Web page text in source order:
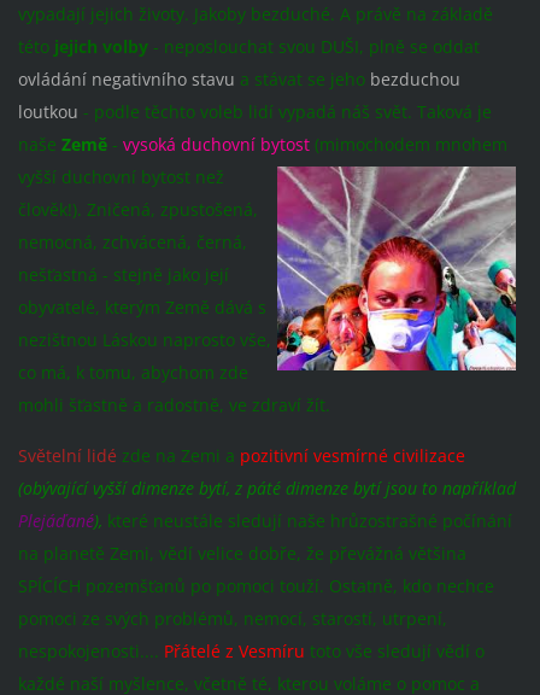
vypadají jejich životy. Jakoby bezduché. A právě na základě
této jejich volby - neposlouchat svou DUŠI, plně se oddat
ovládání negativního stavu a stávat se jeho bezduchou
loutkou - podle těchto voleb lidí vypadá náš svět. Taková je
naše Země- vysoká duchovní bytost(mimochodem mnohem
vyšší duchovní bytost než
člověk!). Zničená, zpustošená,
nemocná, zchvácená, černá,
nešťastná - stejně jako její
obyvatelé, kterým Země dává s
nezištnou Láskou naprosto vše,
co má, k tomu, abychom zde
mohli šťastně a radostně, ve zdraví žít.
Světelní lidé zde na Zemi a pozitivní vesmírné civilizace
(obývající vyšší dimenze bytí, z páté dimenze bytí jsou to například
Plejáďané), které neustále sledují naše hrůzostrašné počínání
na planetě Zemi, vědí velice dobře, že převážná většina
SPÍCÍCH pozemšťanů po pomoci touží. Ostatně, kdo nechce
pomoci ze svých problémů, nemocí, starostí, utrpení,
nespokojenosti.... Přátelé z Vesmíru toto vše sledují vědí o
každé naší myšlence, včetně té, kterou voláme o pomoc a